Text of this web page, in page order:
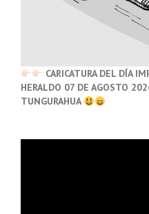
CARICATURA DEL DÍA
HERALDO 07 DE AGOSTO
TUNGURAHUA